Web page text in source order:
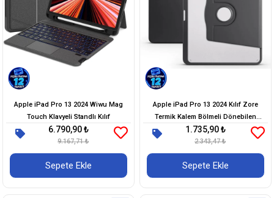
Apple iPad Pro 13 2024 Wiwu Mag
Touch Klavyeli Standlı Kılıf
6.790,90 ₺
9.167,71 ₺
Sepete Ekle
Apple iPad Pro 13 2024 Kılıf Zore
Termik Kalem Bölmeli Dönebilen
Standlı Kılıf
1.735,90 ₺
2.343,47 ₺
Sepete Ekle